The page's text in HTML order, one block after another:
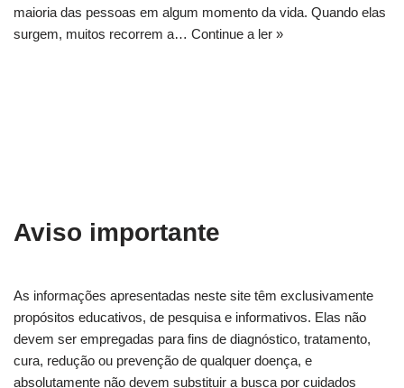
maioria das pessoas em algum momento da vida. Quando elas
surgem, muitos recorrem a… Continue a ler »
Aviso importante
As informações apresentadas neste site têm exclusivamente
propósitos educativos, de pesquisa e informativos. Elas não
devem ser empregadas para fins de diagnóstico, tratamento,
cura, redução ou prevenção de qualquer doença, e
absolutamente não devem substituir a busca por cuidados